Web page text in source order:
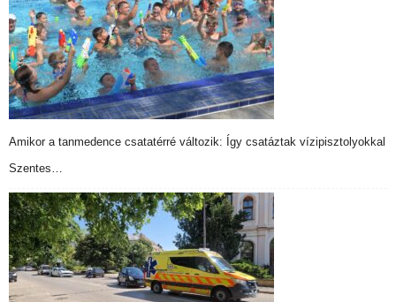
Amikor a tanmedence csatatérré változik: Így csatáztak vízipisztolyokkal
Szentes…